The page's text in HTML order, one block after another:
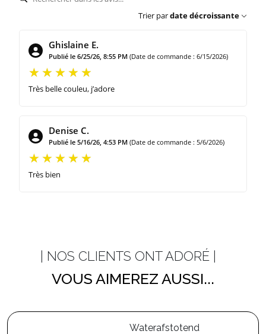
Trier pardate décroissante
Ghislaine E.
Publié le 6/25/26, 8:55 PM (Date de commande : 6/15/2026)
Très belle couleu, j’adore
Denise C.
Publié le 5/16/26, 4:53 PM (Date de commande : 5/6/2026)
Très bien
| NOS CLIENTS ONT ADORÉ |
VOUS AIMEREZ AUSSI...
Waterafstotend